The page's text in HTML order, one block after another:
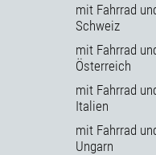
mit Fahrrad
Schweiz
mit Fahrrad
Österreich
mit Fahrrad
Italien
mit Fahrrad
Ungarn